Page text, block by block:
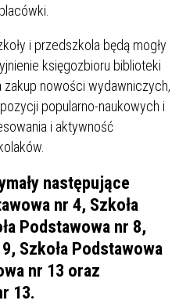
i przedszkola będą mogły
księgozbioru biblioteki
nowości wydawniczych,
popularno-naukowych i
i aktywność
następujące
nr 4, Szkoła
Podstawowa nr 8,
Szkoła Podstawowa
nr 13 oraz
13.